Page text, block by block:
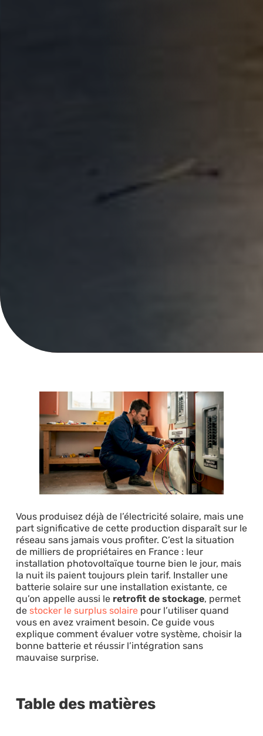
Vous produisez déjà de l’électricité solaire, mais une
part significative de cette production disparaît sur le
réseau sans jamais vous profiter. C’est la situation
de milliers de propriétaires en France : leur
installation photovoltaïque tourne bien le jour, mais
la nuit ils paient toujours plein tarif. Installer une
batterie solaire sur une installation existante, ce
qu’on appelle aussi le retrofit de stockage, permet
de stocker le surplus solairepour l’utiliser quand
vous en avez vraiment besoin. Ce guide vous
explique comment évaluer votre système, choisir la
bonne batterie et réussir l’intégration sans
mauvaise surprise.
Table des matières